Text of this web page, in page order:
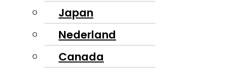
Japan
Nederland
Canada